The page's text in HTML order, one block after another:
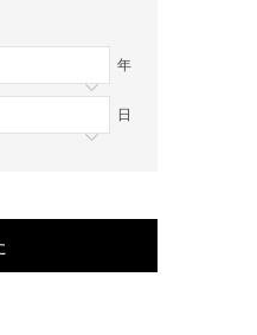
年
日